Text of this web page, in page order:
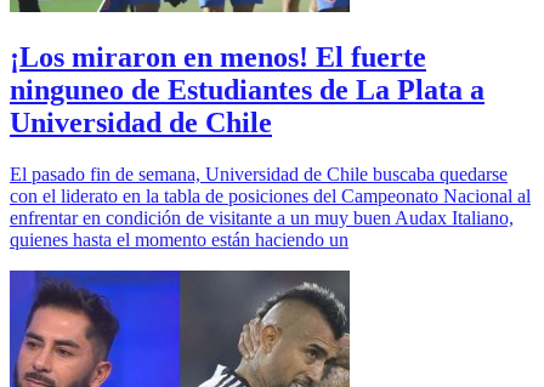
¡Los miraron en menos! El fuerte
ninguneo de Estudiantes de La Plata a
Universidad de Chile
El pasado fin de semana, Universidad de Chile buscaba quedarse
con el liderato en la tabla de posiciones del Campeonato Nacional al
enfrentar en condición de visitante a un muy buen Audax Italiano,
quienes hasta el momento están haciendo un